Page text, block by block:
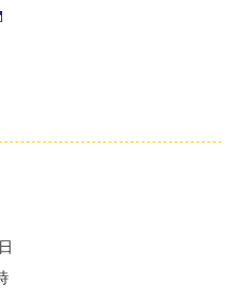
ィア
サダー/プロライダー